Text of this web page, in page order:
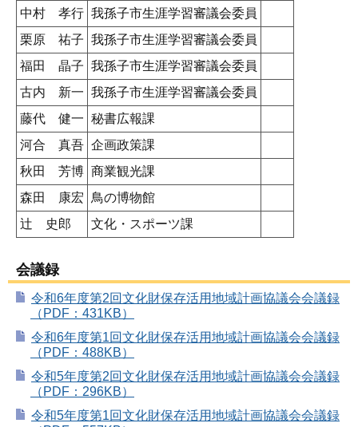
中村 孝行 我孫子市生涯学習審議会委員
栗原 祐子 我孫子市生涯学習審議会委員
福田 晶子 我孫子市生涯学習審議会委員
古内 新一 我孫子市生涯学習審議会委員
藤代 健一 秘書広報課
河合 真吾 企画政策課
秋田 芳博 商業観光課
森田 康宏 鳥の博物館
辻 史郎
文化・スポーツ課
会議録
令和6年度第2回文化財保存活用地域計画協議会会議録
（PDF：431KB）
令和6年度第1回文化財保存活用地域計画協議会会議録
（PDF：488KB）
令和5年度第2回文化財保存活用地域計画協議会会議録
（PDF：296KB）
令和5年度第1回文化財保存活用地域計画協議会会議録